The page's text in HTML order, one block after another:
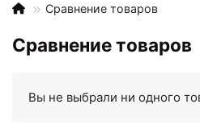
Сравнение товаров
Сравнение товаров
Вы не выбрали ни одного